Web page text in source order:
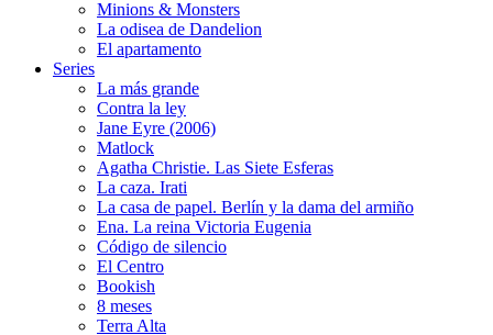
Minions & Monsters
La odisea de Dandelion
El apartamento
Series
La más grande
Contra la ley
Jane Eyre (2006)
Matlock
Agatha Christie. Las Siete Esferas
La caza. Irati
La casa de papel. Berlín y la dama del armiño
Ena. La reina Victoria Eugenia
Código de silencio
El Centro
Bookish
8 meses
Terra Alta